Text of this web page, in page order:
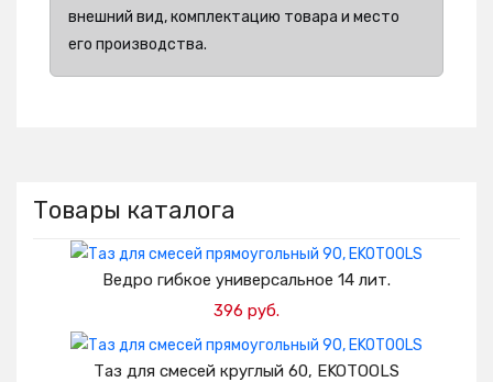
внешний вид, комплектацию товара и место
его производства.
Товары каталога
Ведро гибкое универсальное 14 лит.
396 руб.
Добавить в корзину
Таз для смесей круглый 60, EKOTOOLS